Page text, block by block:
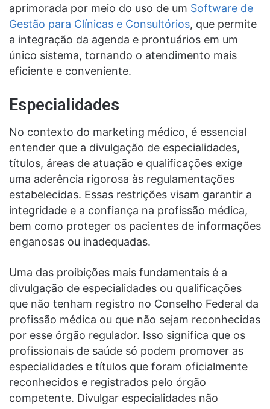
aprimorada por meio do uso de um Software de
Gestão para Clínicas e Consultórios, que permite
a integração da agenda e prontuários em um
único sistema, tornando o atendimento mais
eficiente e conveniente.
Especialidades
No contexto do marketing médico, é essencial
entender que a divulgação de especialidades,
títulos, áreas de atuação e qualificações exige
uma aderência rigorosa às regulamentações
estabelecidas. Essas restrições visam garantir a
integridade e a confiança na profissão médica,
bem como proteger os pacientes de informações
enganosas ou inadequadas.
Uma das proibições mais fundamentais é a
divulgação de especialidades ou qualificações
que não tenham registro no Conselho Federal da
profissão médica ou que não sejam reconhecidas
por esse órgão regulador. Isso significa que os
profissionais de saúde só podem promover as
especialidades e títulos que foram oficialmente
reconhecidos e registrados pelo órgão
competente. Divulgar especialidades não